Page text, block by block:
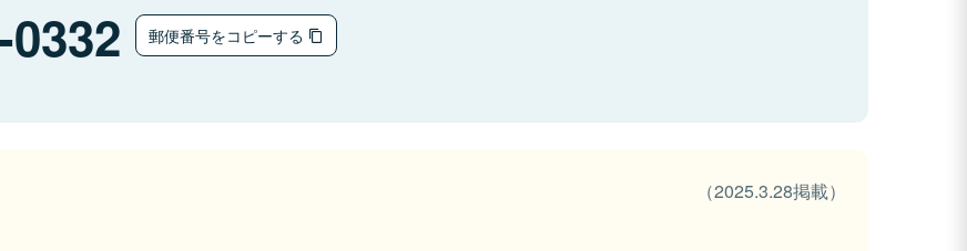
郵便番号をコピーする
（2025.3.28掲載）